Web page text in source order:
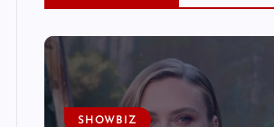
SHOWBIZ